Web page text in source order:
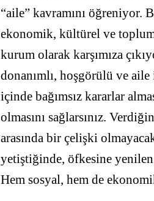
“aile” kavramını
ekonomik, kültürel ve
kurum olarak karşımıza
donanımlı, hoşgörülü ve
içinde bağımsız kararlar
olmasını sağlarsınız.
arasında bir çelişki
yetiştiğinde, öfkesine
Hem sosyal, hem de